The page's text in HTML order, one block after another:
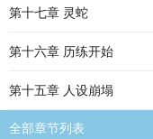
第十七章 灵蛇
第十六章 历练开始
第十五章 人设崩塌
全部章节列表